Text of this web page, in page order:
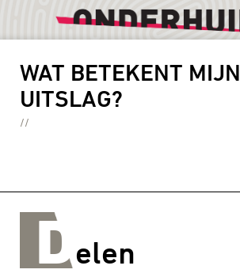
MEER WETEN
WAT BETEKENT MIJN
UITSLAG?
Delen